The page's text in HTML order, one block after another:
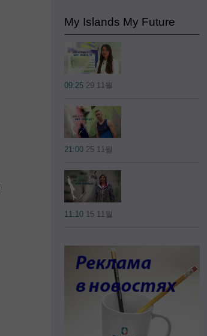
My Islands My Future
09:25 29 11월
21:00 25 11월
11:10 15 11월